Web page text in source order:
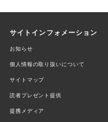
サイトインフォメーション
お知らせ
個人情報の取り扱いについて
サイトマップ
読者プレゼント提供
提携メディア